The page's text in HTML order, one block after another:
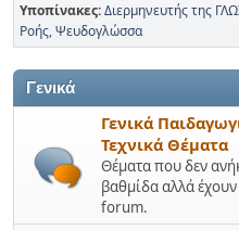
Υποπίνακες Διερμηνευτής της
Ροής Ψευδογλώσσα
Γενικά
Γενικά
Τεχνικά Θέματα
Θέματα που δεν
βαθμίδα αλλά
forum.